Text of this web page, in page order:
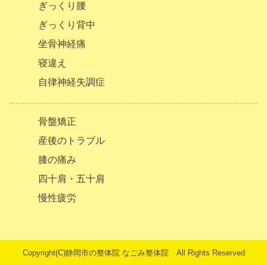
ぎっくり腰
ぎっくり背中
坐骨神経痛
寝違え
自律神経失調症
骨盤矯正
産後のトラブル
膝の痛み
四十肩・五十肩
慢性疲労
Copyright(C)静岡市の整体院 なごみ整体院 All Rights Reserved